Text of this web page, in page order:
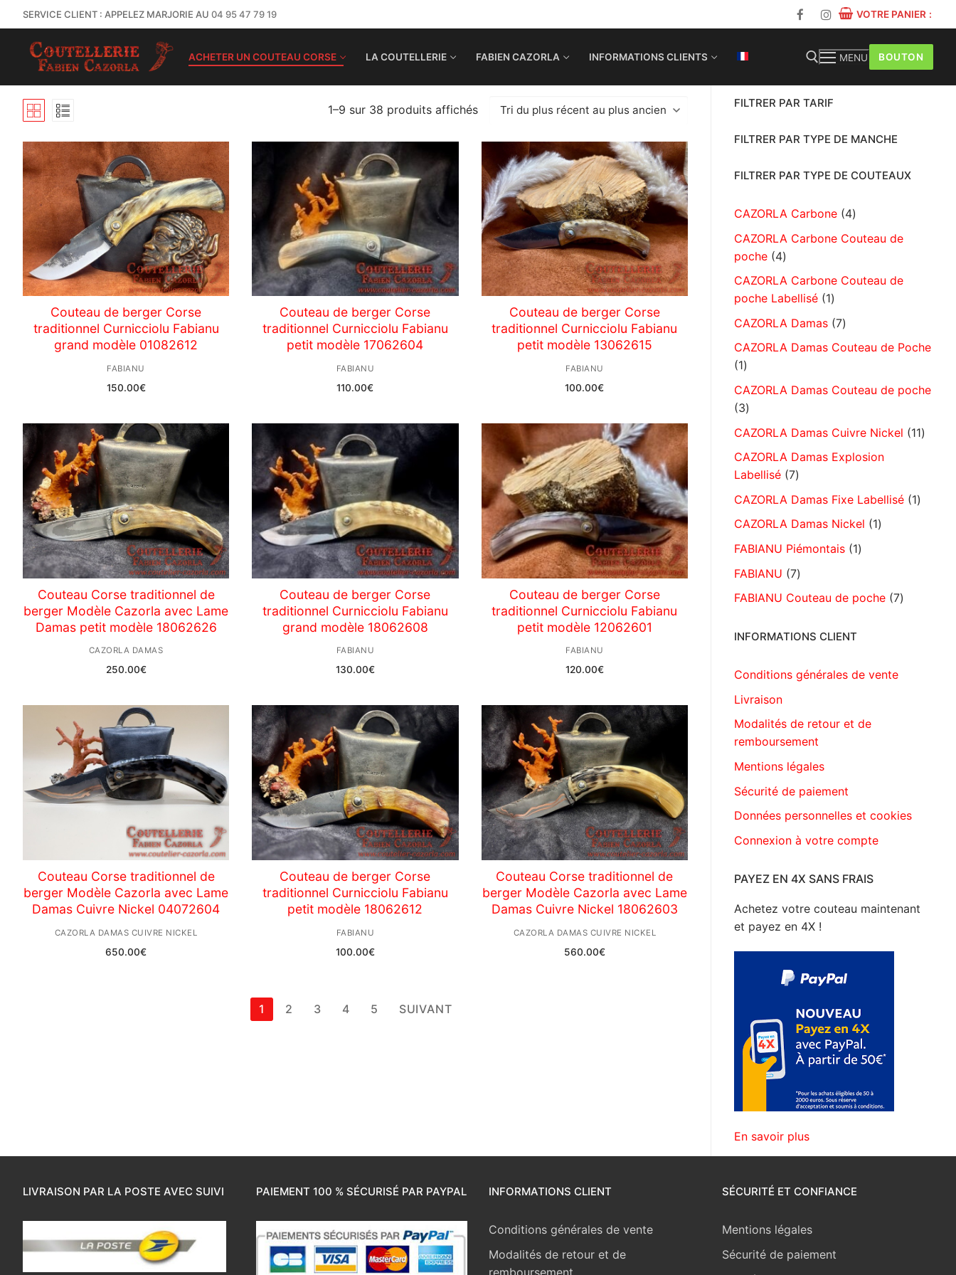
SERVICE CLIENT : APPELEZ MARJORIE AU 04 95 47 79 19 VOTRE PANIER :
ACHETER UN COUTEAU CORSE LA COUTELLERIE FABIEN CAZORLA INFORMATIONS CLIENTS MENU BOUTON
1–9 sur 38 produits affichés
Couteau de berger Corse
traditionnel Curnicciolu Fabianu
grand modèle 01082612
FABIANU
150.00€
Couteau de berger Corse
traditionnel Curnicciolu Fabianu
petit modèle 17062604
FABIANU
110.00€
Couteau de berger Corse
traditionnel Curnicciolu Fabianu
petit modèle 13062615
FABIANU
100.00€
Couteau Corse traditionnel de
berger Modèle Cazorla avec Lame
Damas petit modèle 18062626
CAZORLA DAMAS
250.00€
Couteau de berger Corse
traditionnel Curnicciolu Fabianu
grand modèle 18062608
FABIANU
130.00€
Couteau de berger Corse
traditionnel Curnicciolu Fabianu
petit modèle 12062601
FABIANU
120.00€
Couteau Corse traditionnel de
berger Modèle Cazorla avec Lame
Damas Cuivre Nickel 04072604
CAZORLA DAMAS CUIVRE NICKEL
650.00€
Couteau de berger Corse
traditionnel Curnicciolu Fabianu
petit modèle 18062612
FABIANU
100.00€
Couteau Corse traditionnel de
berger Modèle Cazorla avec Lame
Damas Cuivre Nickel 18062603
CAZORLA DAMAS CUIVRE NICKEL
560.00€
1 2 3 4 5 SUIVANT
FILTRER PAR TARIF
FILTRER PAR TYPE DE MANCHE
FILTRER PAR TYPE DE COUTEAUX
CAZORLA Carbone 4
CAZORLA Carbone Couteau de
poche 4
CAZORLA Carbone Couteau de
poche Labellisé 1
CAZORLA Damas 7
CAZORLA Damas Couteau de Poche
1
CAZORLA Damas Couteau de poche
3
CAZORLA Damas Cuivre Nickel
11
CAZORLA Damas Explosion
Labellisé 7
CAZORLA Damas Fixe Labellisé 1
CAZORLA Damas Nickel
1
FABIANU Piémontais 1
FABIANU 7
FABIANU Couteau de poche 7
INFORMATIONS CLIENT
Conditions générales de vente
Livraison
Modalités de retour et de
remboursement
Mentions légales
Sécurité de paiement
Données personnelles et cookies
Connexion à votre compte
PAYEZ EN 4X SANS FRAIS
Achetez votre couteau maintenant
et payez en 4X !
En savoir plus
LIVRAISON PAR LA POSTE AVEC SUIVI PAIEMENT 100 % SÉCURISÉ PAR PAYPAL INFORMATIONS CLIENT
Conditions générales de vente
Modalités de retour et de
remboursement
SÉCURITÉ ET CONFIANCE
Mentions légales
Sécurité de paiement